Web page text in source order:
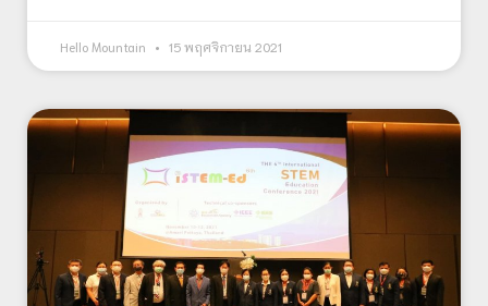
Hello Mountain 15 พฤศจิกายน 2021